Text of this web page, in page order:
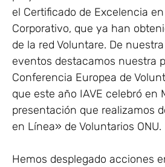
el Certificado de Excelencia
Corporativo, que ya han
de la red Voluntare. De
eventos destacamos nuestra
Conferencia Europea de
que este año IAVE celebró en
presentación que realizamos
en Línea» de Voluntarios ONU.
Hemos desplegado acciones